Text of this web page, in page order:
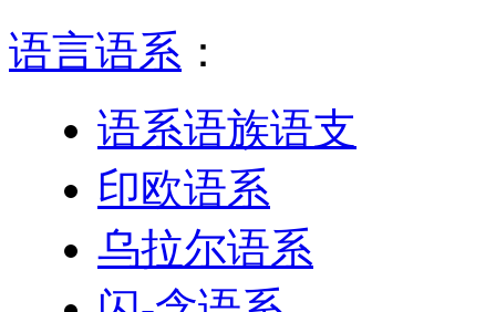
语言语系 ：
语系语族语支
印欧语系
乌拉尔语系